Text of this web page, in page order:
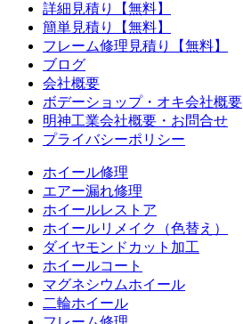
詳細見積り【無料】
簡単見積り【無料】
フレーム修理見積り【無料】
ブログ
会社概要
ボデーショップ・オキ会社概要
明神工業会社概要・お問合せ
プライバシーポリシー
ホイール修理
エアー漏れ修理
ホイールレストア
ホイールリメイク（色替え）
ダイヤモンドカット加工
ホイールコート
マグネシウムホイール
二輪ホイール